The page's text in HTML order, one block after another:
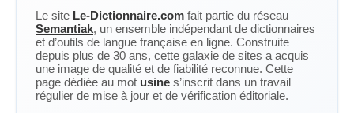
Le site Le-Dictionnaire.com fait partie du réseau
Semantiak, un ensemble indépendant de dictionnaires
et d’outils de langue française en ligne. Construite
depuis plus de 30 ans, cette galaxie de sites a acquis
une image de qualité et de fiabilité reconnue. Cette
page dédiée au mot usine s’inscrit dans un travail
régulier de mise à jour et de vérification éditoriale.